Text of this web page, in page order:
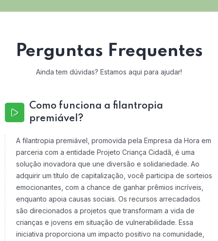
Perguntas Frequentes
Ainda tem dúvidas? Estamos aqui para ajudar!
Como funciona a filantropia
premiável?
A filantropia premiável, promovida pela Empresa da Hora em
parceria com a entidade Projeto Criança Cidadã, é uma
solução inovadora que une diversão e solidariedade. Ao
adquirir um título de capitalização, você participa de sorteios
emocionantes, com a chance de ganhar prêmios incríveis,
enquanto apoia causas sociais. Os recursos arrecadados
são direcionados a projetos que transformam a vida de
crianças e jovens em situação de vulnerabilidade. Essa
iniciativa proporciona um impacto positivo na comunidade,